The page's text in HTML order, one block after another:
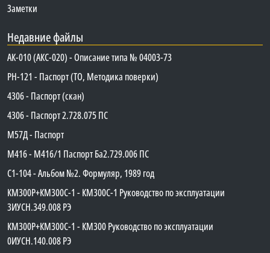
Заметки
Недавние файлы
АК-010 (АКС-020) - Описание типа № 04003-73
PH-121 - Паспорт (ТО, Методика поверки)
4306 - Паспорт (скан)
4306 - Паспорт 2.728.075 ПС
М57Д - Паспорт
М416 - М416/1 Паспорт Ба2.729.006 ПС
C1-104 - Альбом №2. Формуляр, 1989 год
КМ300Р+КМ300С-1 - КМ300C-1 Руководство по эксплуатации
3ИУСН.349.008 РЭ
КМ300Р+КМ300С-1 - КМ300 Руководство по эксплуатации
0ИУСН.140.008 РЭ